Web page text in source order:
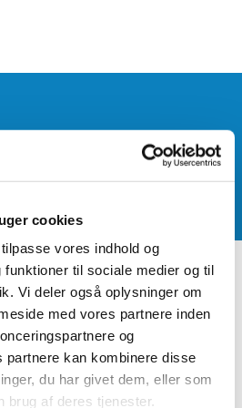
cookies
vores indhold og
til sociale medier og til
Vi deler også oplysninger om
med vores partnere inden
og
partnere kan kombinere disse
du har givet dem, eller som
brug af deres tjenester.